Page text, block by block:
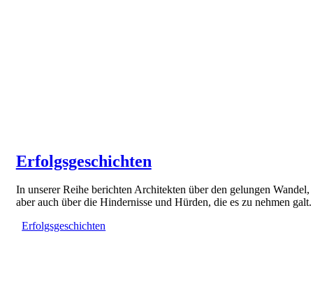
Erfolgsgeschichten
In unserer Reihe berichten Architekten über den gelungen Wandel,
aber auch über die Hindernisse und Hürden, die es zu nehmen galt.
Erfolgsgeschichten